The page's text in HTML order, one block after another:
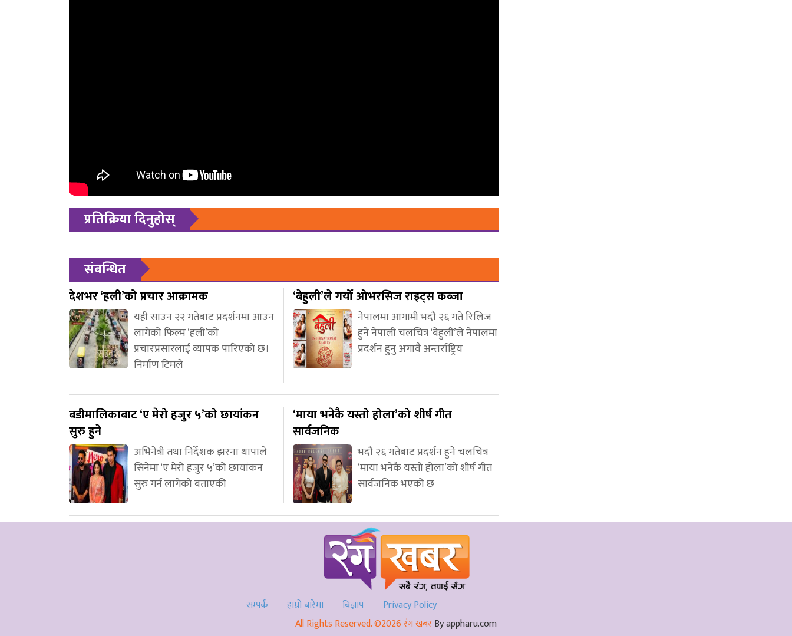
प्रतिक्रिया दिनुहोस्
संबन्धित
देशभर ‘हली’को प्रचार आक्रामक
यही साउन २२ गतेबाट प्रदर्शनमा आउन
लागेको फिल्म ‘हली’को
प्रचारप्रसारलाई व्यापक पारिएको छ।
निर्माण टिमले
‘बेहुली’ले गर्यो ओभरसिज राइट्स कब्जा
नेपालमा आगामी भदौ २६ गते रिलिज
हुने नेपाली चलचित्र ‘बेहुली’ले नेपालमा
प्रदर्शन हुनु अगावै अन्तर्राष्ट्रिय
बडीमालिकाबाट ‘ए मेरो हजुर ५’को छायांकन
सुरु हुने
अभिनेत्री तथा निर्देशक झरना थापाले
सिनेमा ‘ए मेरो हजुर ५’को छायांकन
सुरु गर्न लागेको बताएकी
‘माया भनेकै यस्तो होला’को शीर्ष गीत
सार्वजनिक
भदौ २६ गतेबाट प्रदर्शन हुने चलचित्र
‘माया भनेकै यस्तो होला’को शीर्ष गीत
सार्वजनिक भएको छ
सम्पर्क हाम्रो बारेमा बिज्ञाप
Privacy Policy
All Rights Reserved. ©2026 रंग खबरBy appharu.com